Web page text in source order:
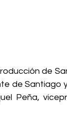
de
de Santiago
Peña,